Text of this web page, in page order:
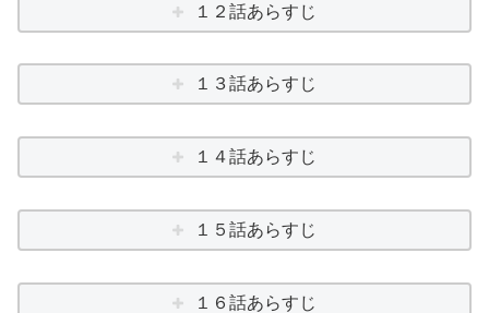
１２話あらすじ
１３話あらすじ
１４話あらすじ
１５話あらすじ
１６話あらすじ